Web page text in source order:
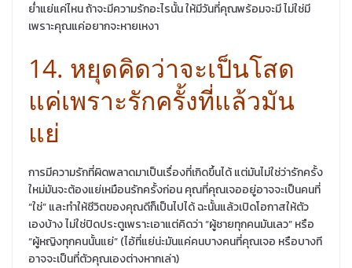
ย่ำแย่แค่ไหน ถ้าจะมีความรักอะไรนั้น ให้มีวันที่คุณพร้อมจะมี ไม่ใช่มี
เพราะคุณแค่อยากจะหายเหงา
14. หยุดคิดว่าจะเป็นโสด
แค่เพราะรักครั้งที่แล้วมัน
แย่
การมีความรักที่ผิดพลาดมาเป็นเรื่องที่เกิดขึ้นได้ แต่มันไม่ใช่ว่ารักครั้ง
ใหม่มันจะต้องแย่เหมือนรักครั้งก่อน คุณที่คุณเจออยู่อาจจะเป็นคนที่
“ใช่” และทำให้ชีวิตของคุณดีก็เป็นไปได้ ฉะนั้นแล้วเปิดโอกาสให้ตัว
เองบ้าง ไม่ใช่ปิดประตูเพราะเอาแต่คิดว่า “ผู้ชายทุกคนมันเลว” หรือ
“ผู้หญิงทุกคนนั้นแย่” (ไอ้ที่แย่น่ะมันแค่คนบางคนที่คุณเจอ หรือบางที
อาจจะเป็นที่ตัวคุณเองต่างหากเล่า)